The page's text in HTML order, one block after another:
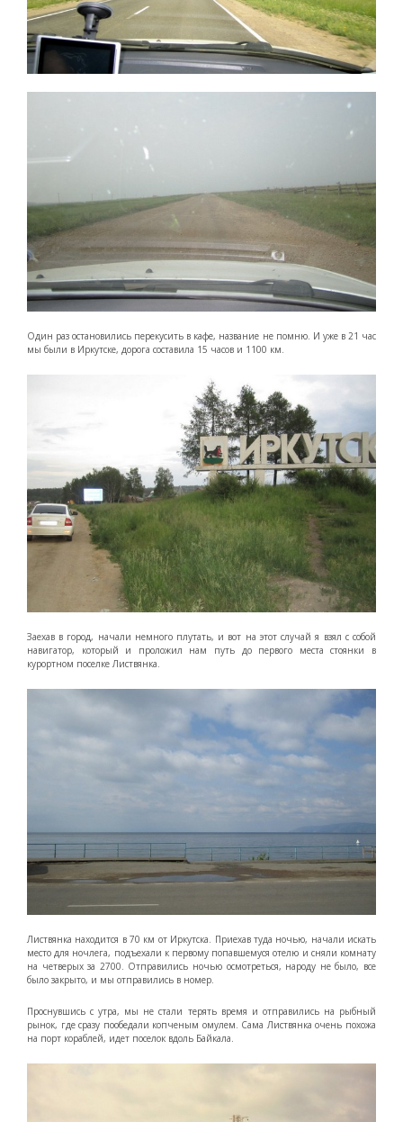
Один раз остановились перекусить в кафе, название не помню. И уже в 21 час
мы были в Иркутске, дорога составила 15 часов и 1100 км.
Заехав в город, начали немного плутать, и вот на этот случай я взял с собой
навигатор, который и проложил нам путь до первого места стоянки в
курортном поселке Листвянка.
Листвянка находится в 70 км от Иркутска. Приехав туда ночью, начали искать
место для ночлега, подъехали к первому попавшемуся отелю и сняли комнату
на четверых за 2700. Отправились ночью осмотреться, народу не было, все
было закрыто, и мы отправились в номер.
Проснувшись с утра, мы не стали терять время и отправились на рыбный
рынок, где сразу пообедали копченым омулем. Сама Листвянка очень похожа
на порт кораблей, идет поселок вдоль Байкала.